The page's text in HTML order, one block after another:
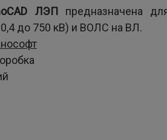
ЛЭП предназначена
до 750 кВ) и ВОЛС на ВЛ.